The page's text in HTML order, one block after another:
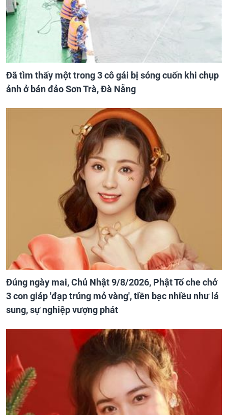
Đã tìm thấy một trong 3 cô gái bị sóng cuốn khi chụp
ảnh ở bán đảo Sơn Trà, Đà Nẵng
Đúng ngày mai, Chủ Nhật 9/8/2026, Phật Tổ che chở
3 con giáp 'đạp trúng mỏ vàng', tiền bạc nhiều như lá
sung, sự nghiệp vượng phát